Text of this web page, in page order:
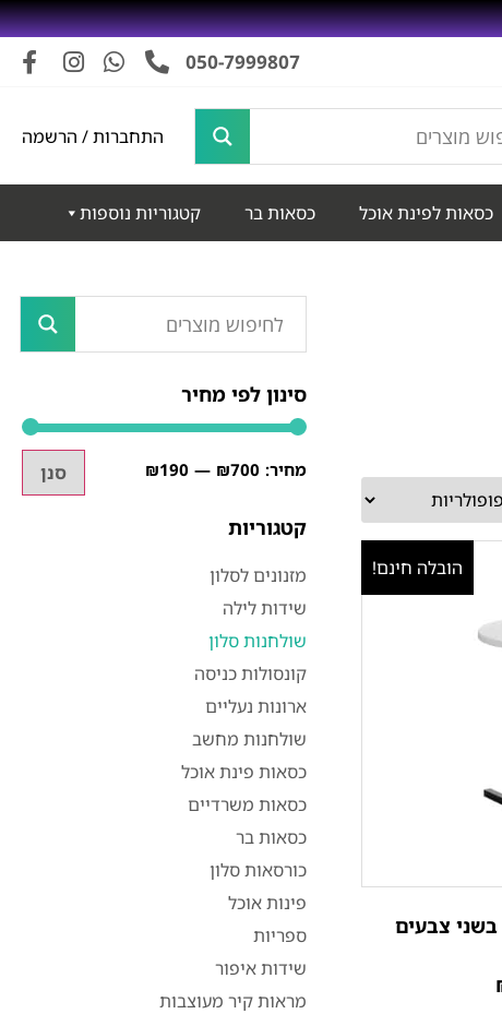
050-7999807
התחברות / הרשמה
כסאות לפינת אוכל כסאות בר קטגוריות נוספות
הובלה חינם!
צבעים
סינון לפי מחיר
סנן ₪190 ₪700
קטגוריות
מזנונים לסלון
שידות לילה
שולחנות סלון
קונסולות כניסה
ארונות נעליים
שולחנות מחשב
כסאות פינת אוכל
כסאות משרדיים
כסאות בר
כורסאות סלון
פינות אוכל
ספריות
שידות איפור
מראות קיר מעוצבות